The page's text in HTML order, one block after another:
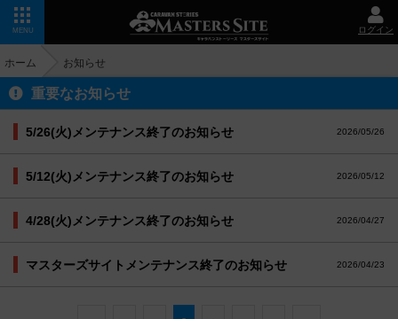
MENU ログイン
ホーム お知らせ
重要なお知らせ
5/26(火)メンテナンス終了のお知らせ 2026/05/26
5/12(火)メンテナンス終了のお知らせ 2026/05/12
4/28(火)メンテナンス終了のお知らせ 2026/04/27
マスターズサイトメンテナンス終了のお知らせ 2026/04/23